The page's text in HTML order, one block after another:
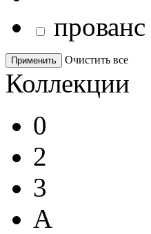
прованс
Применить Очистить все
Коллекции
0
2
3
A